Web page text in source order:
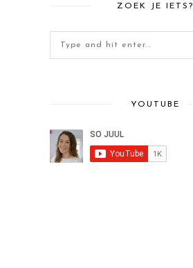
ZOEK JE IETS?
YOUTUBE